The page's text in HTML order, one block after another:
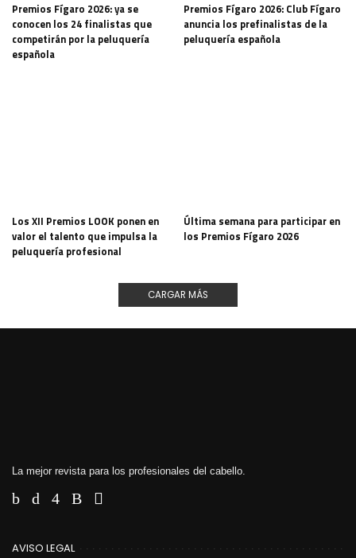
Premios Fígaro 2026: ya se
conocen los 24 finalistas que
competirán por la peluquería
española
Premios Fígaro 2026: Club Fígaro
anuncia los prefinalistas de la
peluquería española
Los XII Premios LOOK ponen en
valor el talento que impulsa la
peluquería profesional
Última semana para participar en
los Premios Fígaro 2026
CARGAR MÁS
La mejor revista para los profesionales del cabello.
AVISO LEGAL